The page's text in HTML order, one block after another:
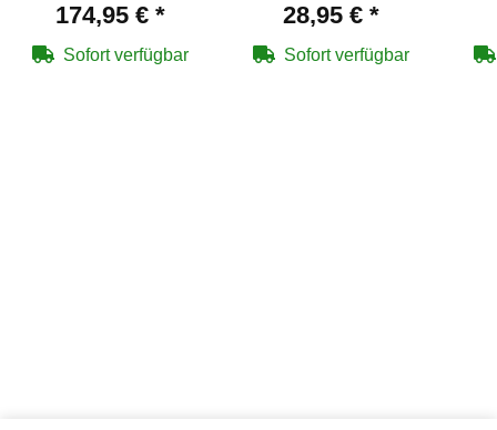
Blowback (P18)
174,95 € *
Sofort verfügbar
28,95 € *
Sofort verfügbar